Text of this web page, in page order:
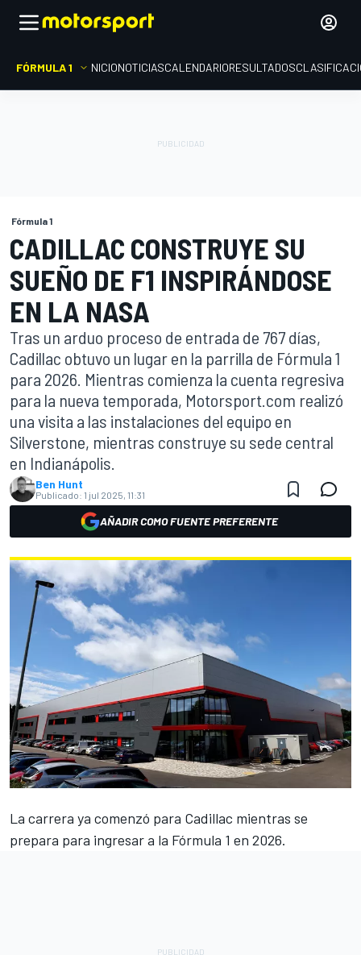
FÓRMULA 1 INICIONOTICIASCALENDARIORESULTADOS
Fórmula 1
CADILLAC CONSTRUYE SU
SUEÑO DE F1 INSPIRÁNDOSE
EN LA NASA
Tras un arduo proceso de entrada de 767 días,
Cadillac obtuvo un lugar en la parrilla de Fórmula 1
para 2026. Mientras comienza la cuenta regresiva
para la nueva temporada, Motorsport.com realizó
una visita a las instalaciones del equipo en
Silverstone, mientras construye su sede central
en Indianápolis.
Ben Hunt
Publicado: 1 jul 2025, 11:31
AÑADIR COMO FUENTE PREFERENTE
La carrera ya comenzó para Cadillac mientras se
prepara para ingresar a la Fórmula 1 en 2026.